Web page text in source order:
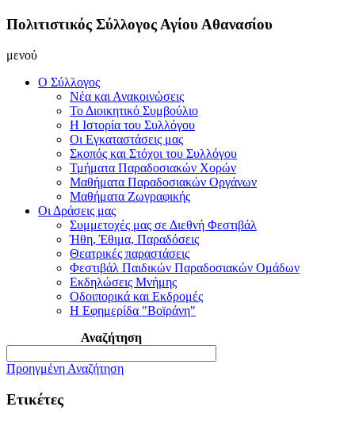
Πολιτιστικός Σύλλογος Αγίου Αθανασίου
μενού
Ο Σύλλογος
Νέα και Ανακοινώσεις
Το Διοικητικό Συμβούλιο
Η Ιστορία του Συλλόγου
Οι Εγκαταστάσεις μας
Σκοπός και Στόχοι του Συλλόγου
Τμήματα Παραδοσιακών Χορών
Μαθήματα Παραδοσιακών Οργάνων
Μαθήματα Ζωγραφικής
Οι Δράσεις μας
Συμμετοχές μας σε Διεθνή Φεστιβάλ
Ήθη, Έθιμα, Παραδόσεις
Θεατρικές παραστάσεις
Φεστιβάλ Παιδικών Παραδοσιακών Ομάδων
Εκδηλώσεις Μνήμης
Οδοιπορικά και Εκδρομές
Η Εφημερίδα "Βοϊράνη"
Αναζήτηση
Προηγμένη Αναζήτηση
Ετικέτες